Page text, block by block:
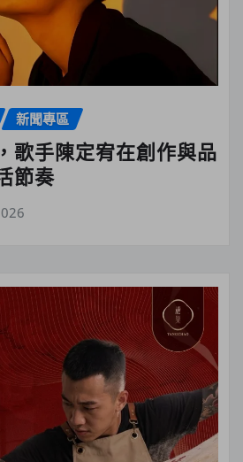
新聞專區
歌手陳定宥在創作與品
節奏